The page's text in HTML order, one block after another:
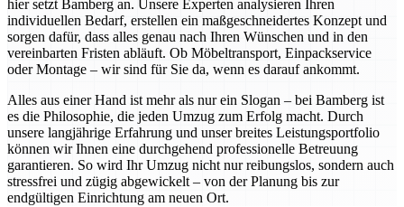
hier setzt Bamberg an. Unsere Experten analysieren Ihren
individuellen Bedarf, erstellen ein maßgeschneidertes Konzept und
sorgen dafür, dass alles genau nach Ihren Wünschen und in den
vereinbarten Fristen abläuft. Ob Möbeltransport, Einpackservice
oder Montage – wir sind für Sie da, wenn es darauf ankommt.
Alles aus einer Hand ist mehr als nur ein Slogan – bei Bamberg ist
es die Philosophie, die jeden Umzug zum Erfolg macht. Durch
unsere langjährige Erfahrung und unser breites Leistungsportfolio
können wir Ihnen eine durchgehend professionelle Betreuung
garantieren. So wird Ihr Umzug nicht nur reibungslos, sondern auch
stressfrei und zügig abgewickelt – von der Planung bis zur
endgültigen Einrichtung am neuen Ort.